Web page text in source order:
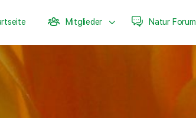
Mitglieder Natur Forum